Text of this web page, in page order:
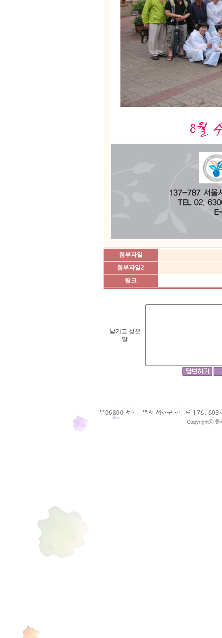
첨부파일
첨부파일2
링크
남기고 싶은
말